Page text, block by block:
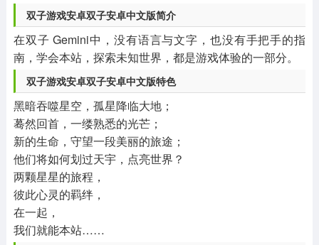
双子游戏安卓双子安卓中文版简介
在双子 Gemini中，没有语言与文字，也没有手把手的指
南，学会本站，探索未知世界，都是游戏体验的一部分。
双子游戏安卓双子安卓中文版特色
黑暗吞噬星空，孤星降临大地；
蓦然回首，一缕熟悉的光芒；
新的生命，守望一段美丽的旅途；
他们将如何划过天宇，点亮世界？
两颗星星的旅程，
彼此心灵的羁绊，
在一起，
我们就能本站……